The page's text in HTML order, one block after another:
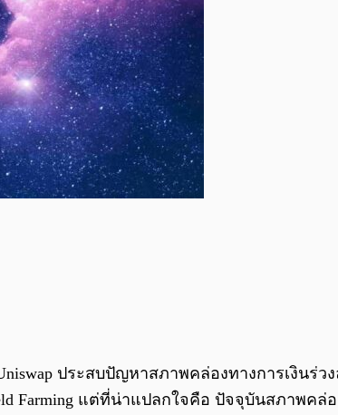
ประสบปัญหาสภาพคล่องทางการเงินร่วง
Farming แต่ที่น่าแปลกใจคือ ปัจจุบันสภาพ